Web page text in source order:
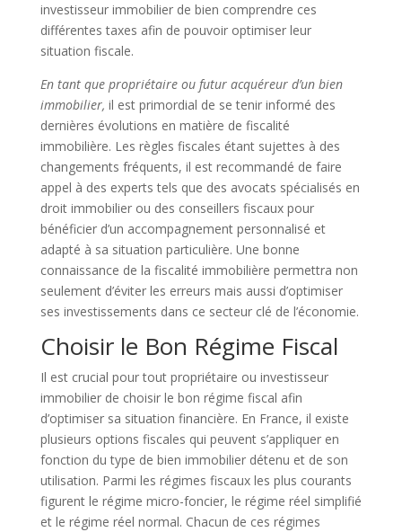
investisseur immobilier de bien comprendre ces
différentes taxes afin de pouvoir optimiser leur
situation fiscale.
En tant que propriétaire ou futur acquéreur d’un bien
immobilier, il est primordial de se tenir informé des
dernières évolutions en matière de fiscalité
immobilière. Les règles fiscales étant sujettes à des
changements fréquents, il est recommandé de faire
appel à des experts tels que des avocats spécialisés en
droit immobilier ou des conseillers fiscaux pour
bénéficier d’un accompagnement personnalisé et
adapté à sa situation particulière. Une bonne
connaissance de la fiscalité immobilière permettra non
seulement d’éviter les erreurs mais aussi d’optimiser
ses investissements dans ce secteur clé de l’économie.
Choisir le Bon Régime Fiscal
Il est crucial pour tout propriétaire ou investisseur
immobilier de choisir le bon régime fiscal afin
d’optimiser sa situation financière. En France, il existe
plusieurs options fiscales qui peuvent s’appliquer en
fonction du type de bien immobilier détenu et de son
utilisation. Parmi les régimes fiscaux les plus courants
figurent le régime micro-foncier, le régime réel simplifié
et le régime réel normal. Chacun de ces régimes